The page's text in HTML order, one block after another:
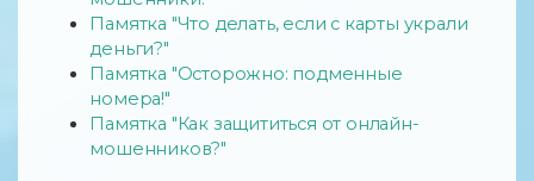
Памятка "Что делать, если с карты украли
деньги?"
Памятка "Осторожно: подменные
номера!"
Памятка "Как защититься от онлайн-
мошенников?"